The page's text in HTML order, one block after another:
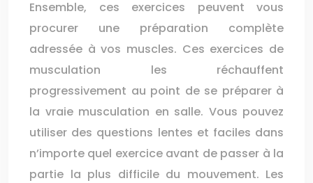
Ensemble, ces exercices peuvent vous
procurer une préparation complète
adressée à vos muscles. Ces exercices de
musculation les réchauffent
progressivement au point de se préparer à
la vraie musculation en salle. Vous pouvez
utiliser des questions lentes et faciles dans
n’importe quel exercice avant de passer à la
partie la plus difficile du mouvement. Les